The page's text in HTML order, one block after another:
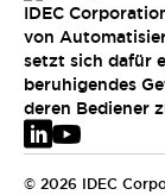
IDEC
von
setzt sich dafür
beruhigendes
deren Bediener
© 2026 IDEC